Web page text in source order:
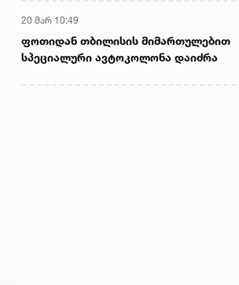
20 მარ 10:49
ფოთიდან თბილისის მიმართულებით
სპეციალური ავტოკოლონა დაიძრა